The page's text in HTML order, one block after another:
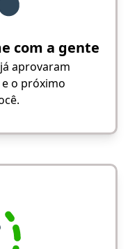
com a gente
aprovaram
o próximo